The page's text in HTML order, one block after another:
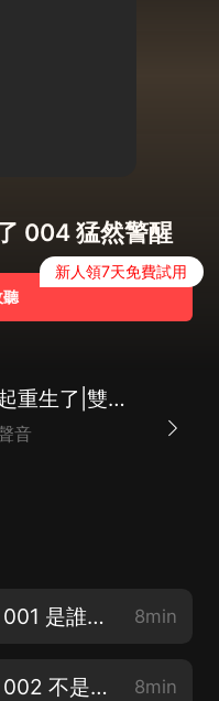
004 猛然警醒
聽
新人領7天免費試用
我與首輔大人一起重生了|雙重生|古言宅鬥|精品多播劇
音
我與首輔大人一起重生了 001 是誰害了你【新書《古穿今之國民妖精》上架，歡迎訂閱~】 8min
我與首輔大人一起重生了 002 不是他【新書《國民妖精》上架，男女主雙商在線】 8min